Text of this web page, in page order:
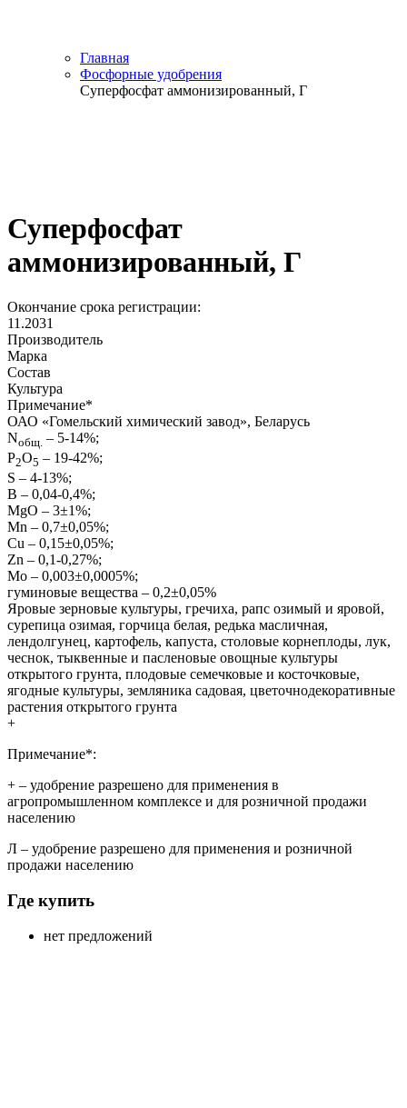
Главная
Фосфорные удобрения
Суперфосфат аммонизированный, Г
Суперфосфат
аммонизированный, Г
Окончание срока регистрации:
11.2031
Производитель
Марка
Состав
Культура
Примечание*
ОАО «Гомельский химический завод», Беларусь
Nобщ. – 5-14%;
Р2О5 – 19-42%;
S – 4-13%;
B – 0,04-0,4%;
MgO – 3±1%;
Mn – 0,7±0,05%;
Cu – 0,15±0,05%;
Zn – 0,1-0,27%;
Mo – 0,003±0,0005%;
гуминовые вещества – 0,2±0,05%
Яровые зерновые культуры, гречиха, рапс озимый и яровой,
сурепица озимая, горчица белая, редька масличная,
лендолгунец, картофель, капуста, столовые корнеплоды, лук,
чеснок, тыквенные и пасленовые овощные культуры
открытого грунта, плодовые семечковые и косточковые,
ягодные культуры, земляника садовая, цветочнодекоративные
растения открытого грунта
+
Примечание*:
+ – удобрение разрешено для применения в
агропромышленном комплексе и для розничной продажи
населению
Л – удобрение разрешено для применения и розничной
продажи населению
Где купить
нет предложений